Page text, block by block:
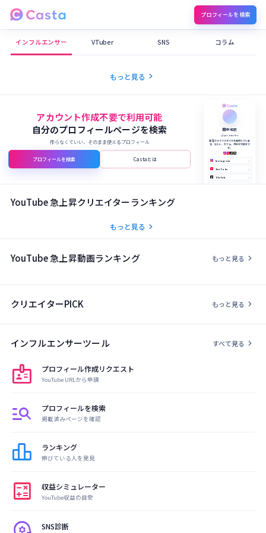
プロフィールを検索
Castaメディア
インフルエンサー VTuber SNS コラム
もっと見る chevron_right
アカウント作成不要で利用可能
自分のプロフィールページを検索
作らなくていい、そのまま使えるプロフィール
プロフィールを検索 Castaとは
田中 結衣
@yui_tanaka
美容とライフスタイルを発信していま
す。コスメ、カフェ、旅行が大好きで
す。
Instagram ›
YouTube ›
TikTok ›
YouTube 急上昇クリエイターランキング
もっと見る chevron_right
YouTube 急上昇動画ランキング もっと見る chevron_right
クリエイターPICK もっと見る chevron_right
インフルエンサーツール すべて見る chevron_right
badge プロフィール作成リクエスト
YouTube URLから申請
manage_search プロフィールを検索
掲載済みページを確認
leaderboard ランキング
伸びている人を発見
calculate 収益シミュレーター
YouTube収益の目安
SNS診断